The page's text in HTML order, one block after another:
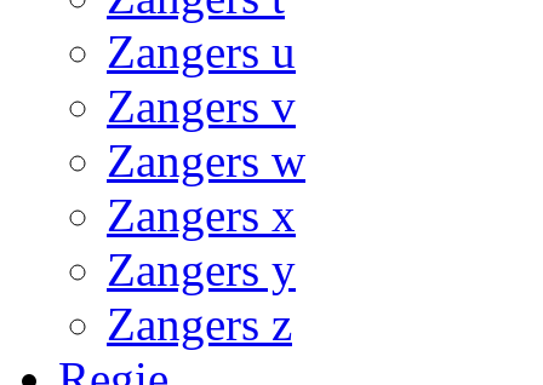
Zangers u
Zangers v
Zangers w
Zangers x
Zangers y
Zangers z